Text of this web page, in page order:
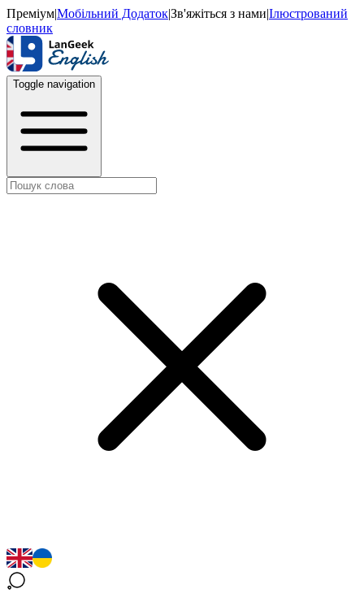
Преміум|Мобільний Додаток|Зв'яжіться з нами|Ілюстрований
словник
Toggle navigation